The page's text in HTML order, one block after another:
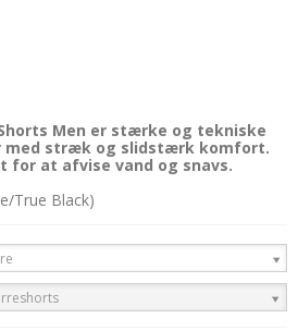
Men er stærke og tekniske
med stræk og slidstærk komfort.
for at afvise vand og snavs.
True Black)